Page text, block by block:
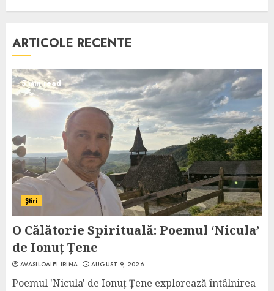
ARTICOLE RECENTE
5 min read
Știri
O Călătorie Spirituală: Poemul ‘Nicula’
de Ionuț Țene
AVASILOAIEI IRINA AUGUST 9, 2026
Poemul 'Nicula' de Ionuț Țene explorează întâlnirea